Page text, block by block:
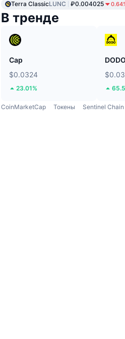
Terra ClassicLUNC ₽0.004025
В тренде
Cap
$0.0324
23.01%
DODO
CoinMarketCap Токены Sentinel Chain